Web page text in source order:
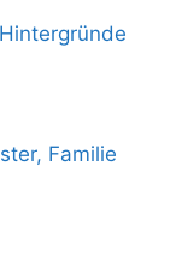
Familie